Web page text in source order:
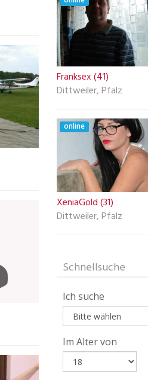
Franksex (41)
Dittweiler, Pfalz
online
XeniaGold (31)
Dittweiler, Pfalz
Schnellsuche
Ich suche
Im Alter von